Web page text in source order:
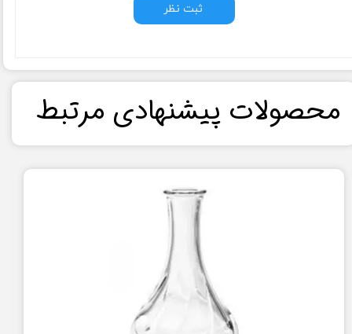
ثبت نظر
​محصولات پیشنهادی مرتبط​​​​​​​